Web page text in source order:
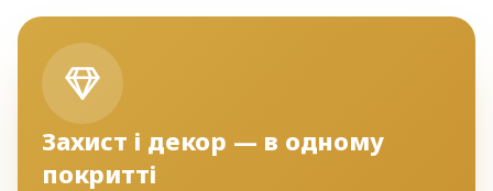
Захист і декор — в одному
покритті